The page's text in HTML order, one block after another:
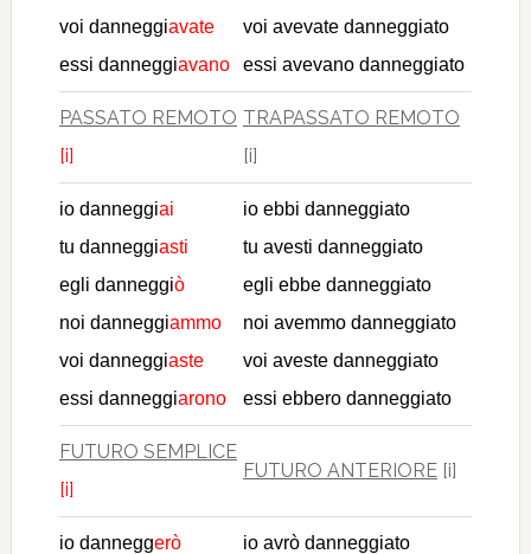
voi danneggiavate
essi danneggiavano
voi avevate danneggiato
essi avevano danneggiato
PASSATO REMOTO
[i]
TRAPASSATO REMOTO
[i]
io danneggiai
tu danneggiasti
egli danneggiò
noi danneggiammo
voi danneggiaste
essi danneggiarono
io ebbi danneggiato
tu avesti danneggiato
egli ebbe danneggiato
noi avemmo danneggiato
voi aveste danneggiato
essi ebbero danneggiato
FUTURO SEMPLICE
[i]
FUTURO ANTERIORE[i]
io danneggerò
io avrò danneggiato